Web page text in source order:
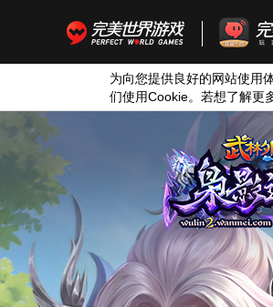
为向您提供良好的网站使用
们使用Cookie。若想了解更